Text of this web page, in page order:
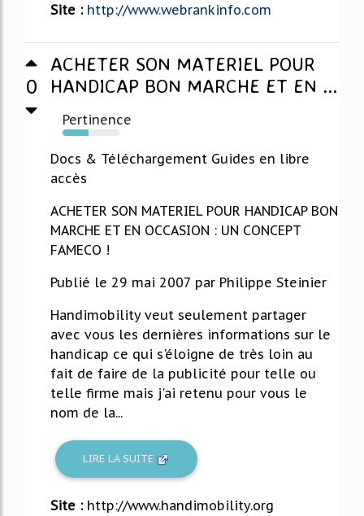
Site : http://www.webrankinfo.com
0
ACHETER SON MATERIEL POUR
HANDICAP BON MARCHE ET EN ...
Pertinence
45%
Docs & Téléchargement Guides en libre
accès
ACHETER SON MATERIEL POUR HANDICAP BON
MARCHE ET EN OCCASION : UN CONCEPT
FAMECO !
Publié le 29 mai 2007 par Philippe Steinier
Handimobility veut seulement partager
avec vous les dernières informations sur le
handicap ce qui s'éloigne de très loin au
fait de faire de la publicité pour telle ou
telle firme mais j'ai retenu pour vous le
nom de la...
LIRE LA SUITE
Site : http://www.handimobility.org